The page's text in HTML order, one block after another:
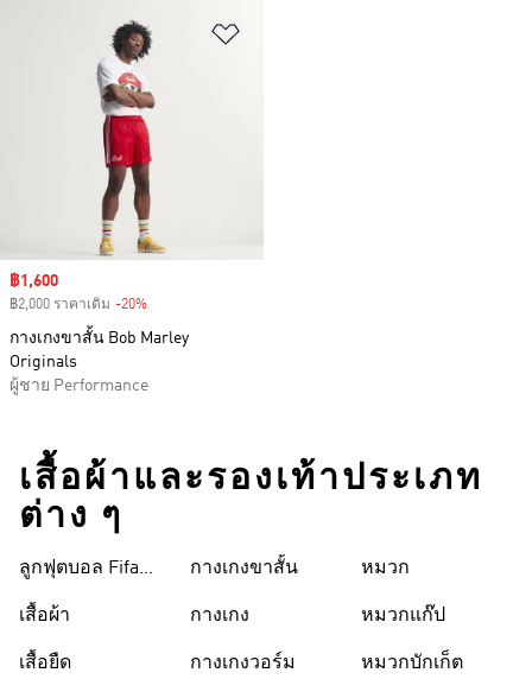
Sale price
฿1,600
฿2,000 ราคาเดิม -20%
กางเกงขาสั้น Bob Marley
Originals
ผู้ชาย Performance
เสื้อผ้าและรองเท้าประเภท
ต่าง ๆ
ลูกฟุตบอล Fifa
เสื้อผ้า
เสื้อยืด
กางเกงขาสั้น
กางเกง
กางเกงวอร์ม
หมวก
หมวกแก๊ป
หมวกบักเก็ต